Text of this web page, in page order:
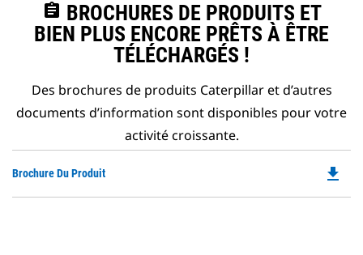
assignment BROCHURES DE PRODUITS ET
BIEN PLUS ENCORE PRÊTS À ÊTRE
TÉLÉCHARGÉS !
Des brochures de produits Caterpillar et d’autres
documents d’information sont disponibles pour votre
activité croissante.
Brochure Du Produit file_download